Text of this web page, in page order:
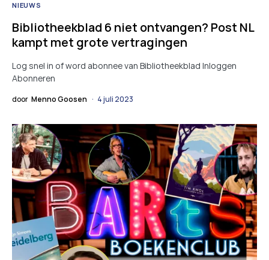
NIEUWS
Bibliotheekblad 6 niet ontvangen? Post NL
kampt met grote vertragingen
Log snel in of word abonnee van Bibliotheekblad Inloggen
Abonneren
door Menno Goosen 4 juli 2023